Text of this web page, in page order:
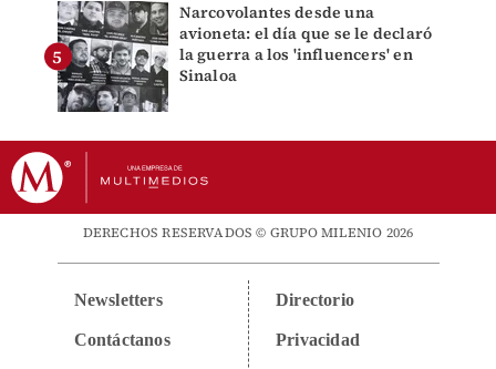
Narcovolantes desde una
avioneta: el día que se le declaró
la guerra a los 'influencers' en
Sinaloa
DERECHOS RESERVADOS © GRUPO MILENIO 2026
Newsletters
Contáctanos
Directorio
Privacidad